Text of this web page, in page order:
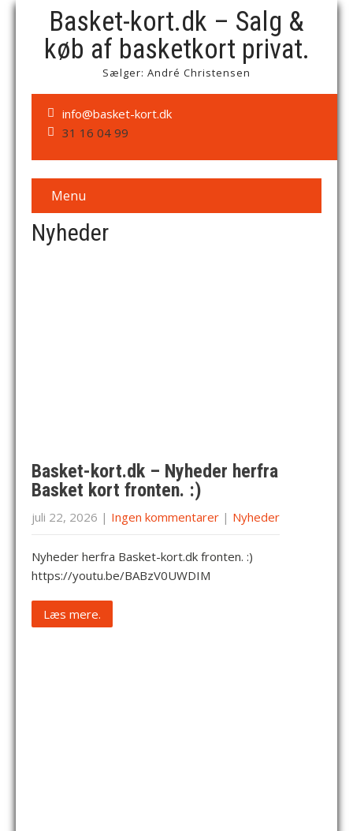
Basket-kort.dk – Salg &
køb af basketkort privat.
Sælger: André Christensen
info@basket-kort.dk
31 16 04 99
Menu
Nyheder
Basket-kort.dk – Nyheder herfra
Basket kort fronten. :)
juli 22, 2026 | Ingen kommentarer | Nyheder
Nyheder herfra Basket-kort.dk fronten. :)
https://youtu.be/BABzV0UWDIM
Læs mere.